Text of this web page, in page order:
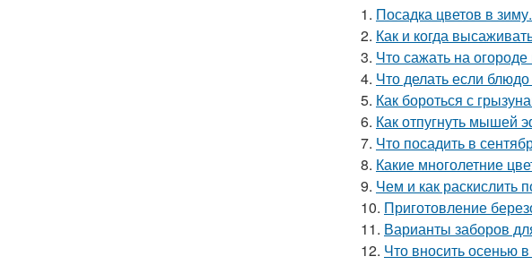
1. Посадка цветов в
2. Как и когда
3. Что сажать на
4. Что делать если
5. Как бороться с
6. Как отпугнуть мышей
7. Что посадить в
8. Какие многолетние
9. Чем и как раскислить
10. Приготовление
11. Варианты заборов
12. Что вносить осенью